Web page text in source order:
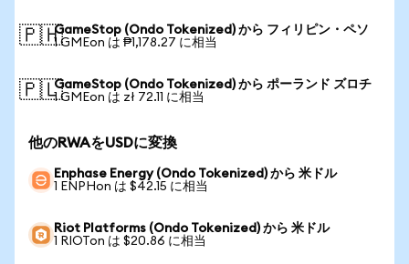
🇵🇭GameStop (Ondo Tokenized) から フィリピン・ペソ
1 GMEon は ₱1,178.27 に相当
🇵🇱GameStop (Ondo Tokenized) から ポーランド ズロチ
1 GMEon は zł 72.11 に相当
他のRWAをUSDに変換
Enphase Energy (Ondo Tokenized) から 米ドル
1 ENPHon は $42.15 に相当
Riot Platforms (Ondo Tokenized) から 米ドル
1 RIOTon は $20.86 に相当